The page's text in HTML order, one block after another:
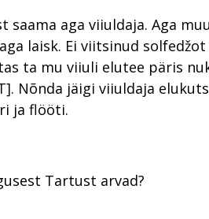
saama aga viiuldaja. Aga
laisk. Ei viitsinud
ta mu viiuli elutee päris
Nõnda jäigi viiuldaja
ja flööti.
Tartust arvad?